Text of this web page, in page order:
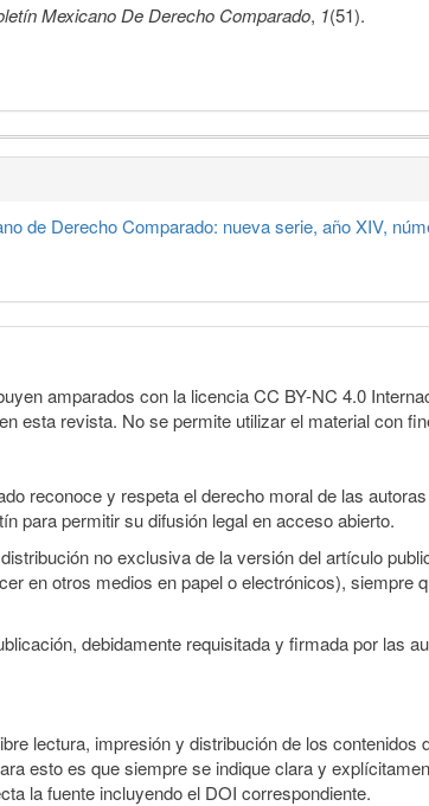
Mexicano De Derecho Comparado, 1(51).
de Derecho Comparado: nueva serie, año XIV,
amparados con la licencia CC BY-NC 4.0
esta revista. No se permite utilizar el material con
reconoce y respeta el derecho moral de las
para permitir su difusión legal en acceso abierto.
no exclusiva de la versión del artículo
en otros medios en papel o electrónicos), siempre
debidamente requisitada y firmada por las
lectura, impresión y distribución de los contenidos
esto es que siempre se indique clara y
la fuente incluyendo el DOI correspondiente.